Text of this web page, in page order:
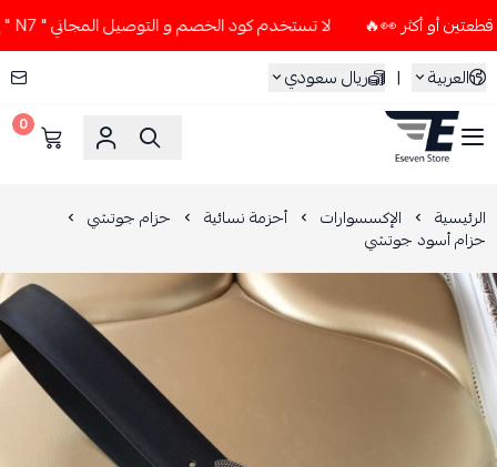
لا تستخدم كود الخصم و التوصيل المجاني " N7 " إلا إذا طلبت قطعتين أو أكثر 👀🔥
العربية
| ريال سعودي
ESEVEN STORE
0
الرئيسية الإكسسوارات أحزمة نسائية حزام جوتشي
حزام أسود جوتشي